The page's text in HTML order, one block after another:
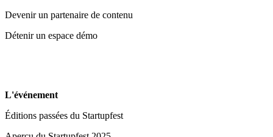
Devenir un partenaire de contenu
Détenir un espace démo
L'événement
Éditions passées du Startupfest